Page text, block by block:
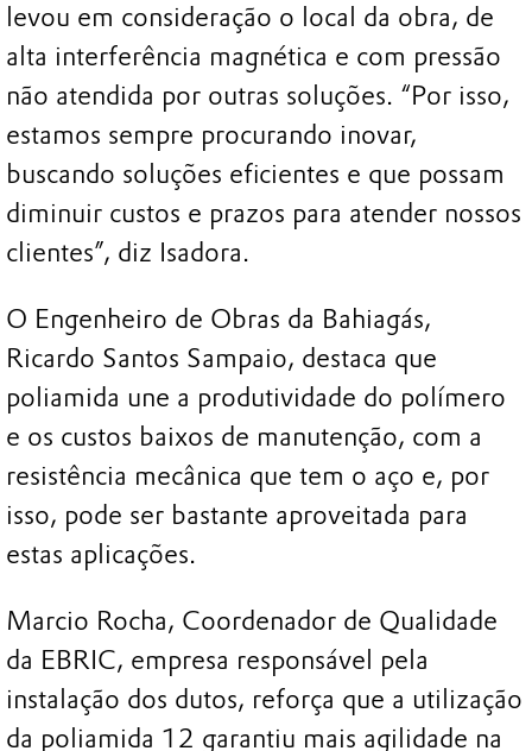
levou em consideração o local da obra, de
alta interferência magnética e com pressão
não atendida por outras soluções. “Por isso,
estamos sempre procurando inovar,
buscando soluções eficientes e que possam
diminuir custos e prazos para atender nossos
clientes”, diz Isadora.
O Engenheiro de Obras da Bahiagás,
Ricardo Santos Sampaio, destaca que
poliamida une a produtividade do polímero
e os custos baixos de manutenção, com a
resistência mecânica que tem o aço e, por
isso, pode ser bastante aproveitada para
estas aplicações.
Marcio Rocha, Coordenador de Qualidade
da EBRIC, empresa responsável pela
instalação dos dutos, reforça que a utilização
da poliamida 12 garantiu mais agilidade na